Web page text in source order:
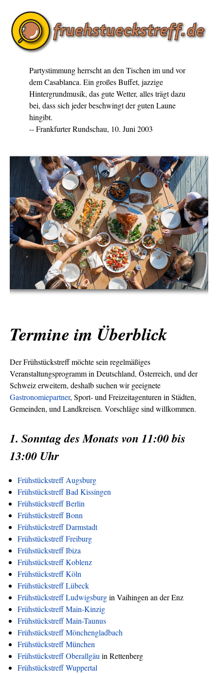
Partystimmung herrscht an den Tischen im und vor
dem Casablanca. Ein großes Buffet, jazzige
Hintergrundmusik, das gute Wetter, alles trägt dazu
bei, dass sich jeder beschwingt der guten Laune
hingibt.
-- Frankfurter Rundschau, 10. Juni 2003
Termine im Überblick
Der Frühstückstreff möchte sein regelmäßiges
Veranstaltungsprogramm in Deutschland, Österreich, und der
Schweiz erweitern, deshalb suchen wir geeignete
Gastronomiepartner, Sport- und Freizeitagenturen in Städten,
Gemeinden, und Landkreisen. Vorschläge sind willkommen.
1. Sonntag des Monats von 11:00 bis
13:00 Uhr
Frühstückstreff Augsburg
Frühstückstreff Bad Kissingen
Frühstückstreff Berlin
Frühstückstreff Bonn
Frühstückstreff Darmstadt
Frühstückstreff Freiburg
Frühstückstreff Ibiza
Frühstückstreff Koblenz
Frühstückstreff Köln
Frühstückstreff Lübeck
Frühstückstreff Ludwigsburgin Vaihingen an der Enz
Frühstückstreff Main-Kinzig
Frühstückstreff Main-Taunus
Frühstückstreff Mönchengladbach
Frühstückstreff München
Frühstückstreff Oberallgäu in Rettenberg
Frühstückstreff Wuppertal